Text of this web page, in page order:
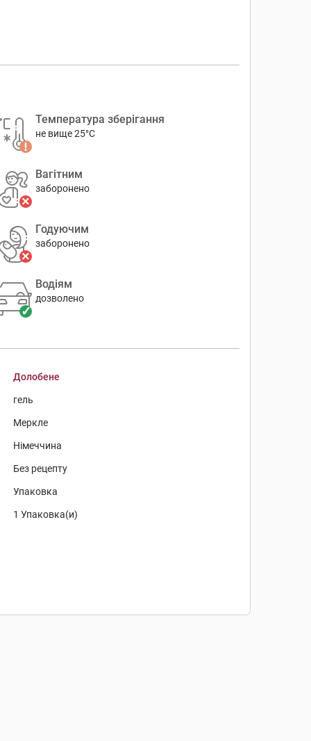
Температура зберігання
не вище 25°C
Вагітним
заборонено
Годуючим
заборонено
Водіям
дозволено
Долобене
гель
Меркле
Німеччина
Без рецепту
Упаковка
1 Упаковка(и)